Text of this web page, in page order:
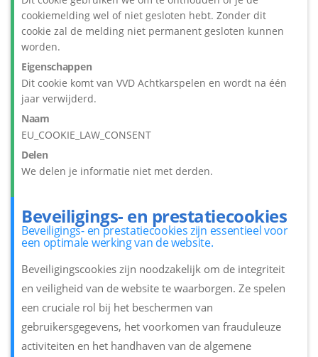
cookiemelding wel of niet gesloten hebt. Zonder dit
cookie zal de melding niet permanent gesloten kunnen
worden.
Eigenschappen
Dit cookie komt van VVD Achtkarspelen en wordt na één
jaar verwijderd.
Naam
EU_COOKIE_LAW_CONSENT
Delen
We delen je informatie niet met derden.
Beveiligings- en prestatiecookies
Beveiligings- en prestatiecookies zijn essentieel voor
een optimale werking van de website.
Beveiligingscookies zijn noodzakelijk om de integriteit
en veiligheid van de website te waarborgen. Ze spelen
een cruciale rol bij het beschermen van
gebruikersgegevens, het voorkomen van frauduleuze
activiteiten en het handhaven van de algemene